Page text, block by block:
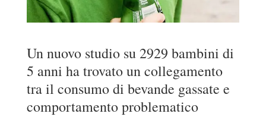
Un nuovo studio su 2929 bambini di
5 anni ha trovato un collegamento
tra il consumo di bevande gassate e
comportamento problematico